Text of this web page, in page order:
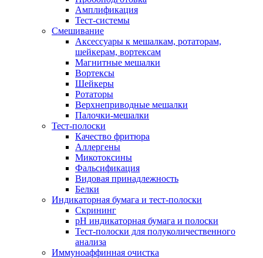
Амплификация
Тест-системы
Смешивание
Аксессуары к мешалкам, ротаторам,
шейкерам, вортексам
Магнитные мешалки
Вортексы
Шейкеры
Ротаторы
Верхнеприводные мешалки
Палочки-мешалки
Тест-полоски
Качество фритюра
Аллергены
Микотоксины
Фальсификация
Видовая принадлежность
Белки
Индикаторная бумага и тест-полоски
Скрининг
pH индикаторная бумага и полоски
Тест-полоски для полуколичественного
анализа
Иммуноаффинная очистка